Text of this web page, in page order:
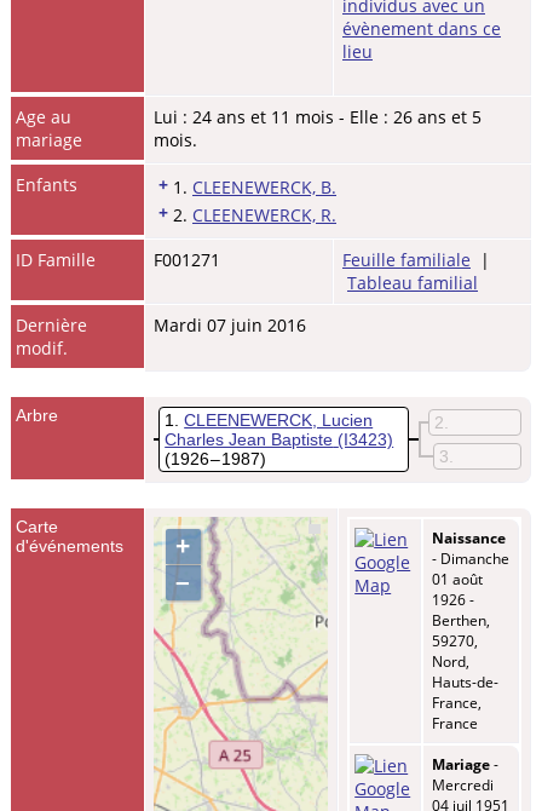
Age au
mariage
Lui : 24 ans et 11 mois - Elle : 26 ans et 5
mois.
Enfants
+ 1. CLEENEWERCK, B.
+ 2. CLEENEWERCK, R.
ID Famille
F001271 Feuille familiale |
Tableau familial
Dernière
modif.
Mardi 07 juin 2016
Arbre 1
CLEENEWERCK, Lucien
Charles Jean Baptiste (I3423)
(1926 – 1987)
2
3
Carte
d'événements
+
–
Naissance
- Dimanche
01 août
1926 -
Berthen,
59270,
Nord,
Hauts-de-
France,
France
Mariage-
Mercredi
04 juil 1951